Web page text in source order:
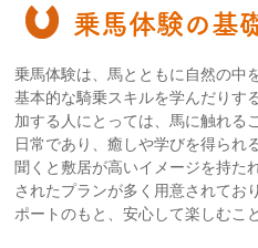
乗馬体験の基
乗馬体験は、馬とともに自然の中
基本的な騎乗スキルを学んだりす
加する人にとっては、馬に触れる
日常であり、癒しや学びを得られ
聞くと敷居が高いイメージを持た
されたプランが多く用意されてお
ポートのもと、安心して楽しむこ